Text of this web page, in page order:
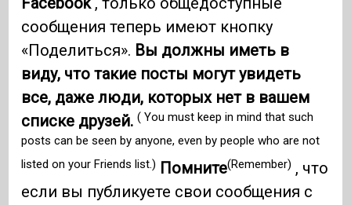
сообщения теперь имеют кнопку
«Поделиться». Вы должны иметь в
виду, что такие посты могут увидеть
все, даже люди, которых нет в вашем
списке друзей.( You must keep in mind that such
posts can be seen by anyone, even by people who are not
listed on your Friends list.) Помните(Remember) , что
если вы публикуете свои сообщения с